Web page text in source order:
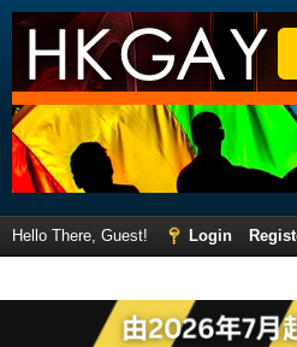
Hello There, Guest! Login